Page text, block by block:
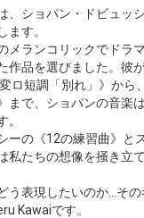
、ショパン・ドビュッ
ます。
メランコリックでドラ
作品を選びました。彼
ロ短調「別れ」》から
まで、ショパンの音楽
。
ーの《12の練習曲》と
私たちの想像を掻き立
う表現したいのか…そ
Kawaiです。